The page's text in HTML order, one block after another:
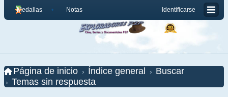
Identificarse
Medallas Notas
Página de inicio Índice general
Buscar
Temas sin respuesta